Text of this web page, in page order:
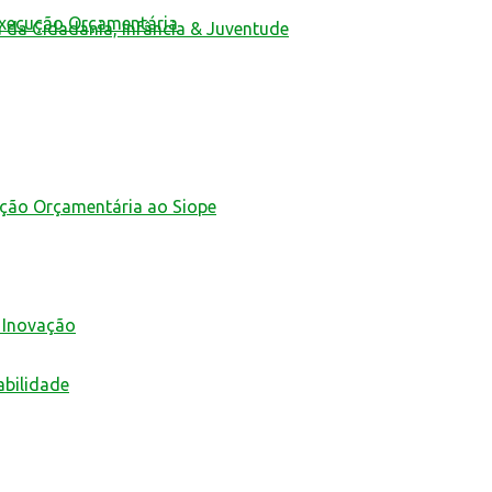
Orçamentária
Cidadania, Infância & Juventude
Orçamentária ao Siope